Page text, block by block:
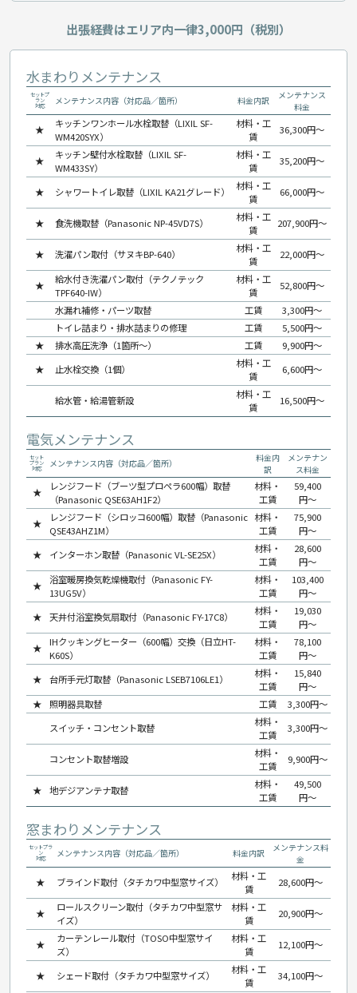
出張経費はエリア内一律3,000円（税別）
水まわりメンテナンス
セットプ
ラン
対応 メンテナンス内容（対応品／箇所） 料金内訳
メンテナンス
料金
★
キッチンワンホール水栓取替（LIXIL SF-
WM420SYX）
材料・工
賃
36,300円〜
★
キッチン壁付水栓取替（LIXIL SF-
WM433SY）
材料・工
賃
35,200円〜
★ シャワートイレ取替（LIXIL KA21グレード）
材料・工
賃
66,000円〜
★ 食洗機取替（Panasonic NP-45VD7S）
材料・工
賃
207,900円〜
★ 洗濯パン取付（サヌキBP-640）
材料・工
賃
22,000円〜
★
給水付き洗濯パン取付（テクノテック
TPF640-IW）
材料・工
賃
52,800円〜
水漏れ補修・パーツ取替
工賃
3,300円〜
トイレ詰まり・排水詰まりの修理
工賃
5,500円〜
★
排水高圧洗浄（1箇所〜） 工賃
9,900円〜
★
止水栓交換（1個）
材料・工
賃
6,600円〜
給水管・給湯管新設
材料・工
賃
16,500円〜
電気メンテナンス
セット
プラン
対応 メンテナンス内容（対応品／箇所）
料金内
訳
メンテナン
ス料金
★
レンジフード（ブーツ型プロペラ600幅）取替
（Panasonic QSE63AH1F2）
材料・
工賃
59,400
円〜
★
レンジフード（シロッコ600幅）取替（Panasonic
QSE43AHZ1M）
材料・
工賃
75,900
円〜
★
インターホン取替（Panasonic VL-SE25X）
材料・
工賃
28,600
円〜
★
浴室暖房換気乾燥機取付（Panasonic FY-
13UG5V）
材料・
工賃
103,400
円〜
★
天井付浴室換気扇取付（Panasonic FY-17C8）
材料・
工賃
19,030
円〜
★
IHクッキングヒーター（600幅）交換（日立HT-
K60S）
材料・
工賃
78,100
円〜
★
台所手元灯取替（Panasonic LSEB7106LE1）
材料・
工賃
15,840
円〜
★
照明器具取替 工賃
3,300円〜
スイッチ・コンセント取替
材料・
工賃
3,300円〜
コンセント取替増設
材料・
工賃
9,900円〜
★ 地デジアンテナ取替
材料・
工賃
49,500
円〜
窓まわりメンテナンス
セットプラ
ン
対応 メンテナンス内容（対応品／箇所） 料金内訳
メンテナンス料
金
★ ブラインド取付（タチカワ中型窓サイズ）
材料・工
賃
28,600円〜
★
ロールスクリーン取付（タチカワ中型窓サ
イズ）
材料・工
賃
20,900円〜
★
カーテンレール取付（TOSO中型窓サイ
ズ）
材料・工
賃
12,100円〜
★ シェード取付（タチカワ中型窓サイズ）
材料・工
賃
34,100円〜